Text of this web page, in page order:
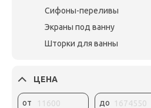
Сифоны-переливы
Экраны под ванну
Шторки для ванны
ЦЕНА
от до